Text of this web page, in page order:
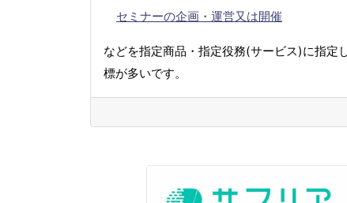
セミナーの企画・運営又は開催
などを指定商品・指定役務(サービス)に指定
標が多いです。